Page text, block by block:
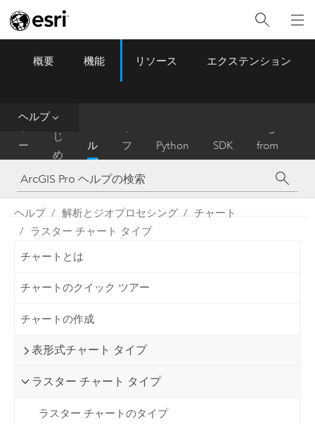
ArcGIS Pro Menu
概要 機能 リソース エクステンション
ヘルプ
ー
ム
は
じ
め
に
ル
プ
フ
ァ
レ
ン
ス
Python SDK
from
ArcMap
ヘルプ 解析とジオプロセシング
チャート
ラスター チャート タイプ
チャートとは
チャートのクイック ツアー
チャートの作成
表形式チャート タイプ
ラスター チャート タイプ
ラスター チャートのタイプ